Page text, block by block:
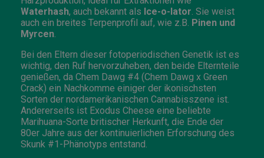
Waterhash, auch bekannt als Ice-o-lator . Sie weist
auch ein breites Terpenprofil auf, wie z.B. Pinen und
Myrcen
Bei den Eltern dieser fotoperiodischen Genetik ist es
wichtig, den Ruf hervorzuheben, den beide Elternteile
genießen, da Chem Dawg #4 (Chem Dawg x Green
Crack) ein Nachkomme einiger der ikonischsten
Sorten der nordamerikanischen Cannabisszene ist.
Andererseits ist Exodus Cheese eine beliebte
Marihuana-Sorte britischer Herkunft, die Ende der
80er Jahre aus der kontinuierlichen Erforschung des
Skunk #1-Phänotyps entstand.